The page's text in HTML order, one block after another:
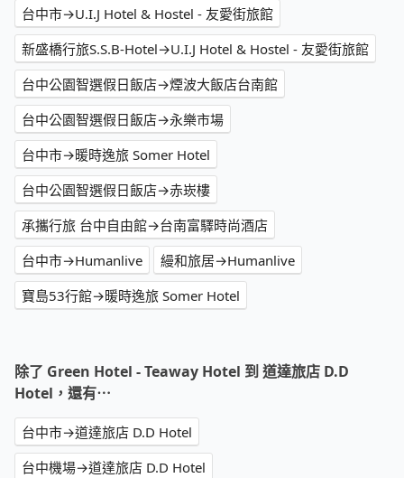
台中市→U.I.J Hotel & Hostel - 友愛街旅館
新盛橋行旅S.S.B-Hotel→U.I.J Hotel & Hostel - 友愛街旅館
台中公園智選假日飯店→煙波大飯店台南館
台中公園智選假日飯店→永樂市場
台中市→暖時逸旅 Somer Hotel
台中公園智選假日飯店→赤崁樓
承攜行旅 台中自由館→台南富驛時尚酒店
台中市→Humanlive
縵和旅居→Humanlive
寶島53行館→暖時逸旅 Somer Hotel
除了 Green Hotel - Teaway Hotel 到 道達旅店 D.D
Hotel，還有⋯
台中市→道達旅店 D.D Hotel
台中機場→道達旅店 D.D Hotel